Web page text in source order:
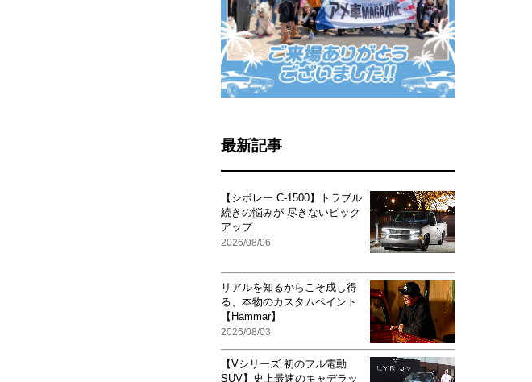
最新記事
【シボレー C-1500】トラブル
続きの悩みが 尽きないピック
アップ
2026/08/06
リアルを知るからこそ成し得
る、本物のカスタムペイント
【Hammar】
2026/08/03
【Vシリーズ 初のフル電動
SUV】史上最速のキャデラッ